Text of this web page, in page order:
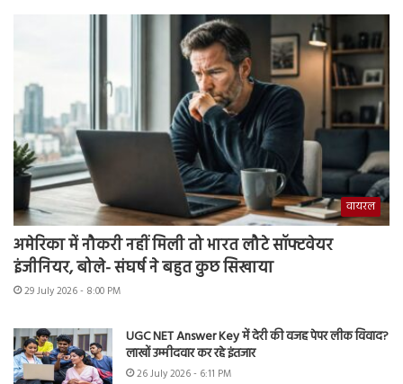
वायरल
अमेरिका में नौकरी नहीं मिली तो भारत लौटे सॉफ्टवेयर
इंजीनियर, बोले- संघर्ष ने बहुत कुछ सिखाया
29 July 2026 - 8:00 PM
UGC NET Answer Key में देरी की वजह पेपर लीक विवाद?
लाखों उम्मीदवार कर रहे इंतजार
26 July 2026 - 6:11 PM